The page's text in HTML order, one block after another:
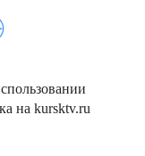
на kursktv.ru